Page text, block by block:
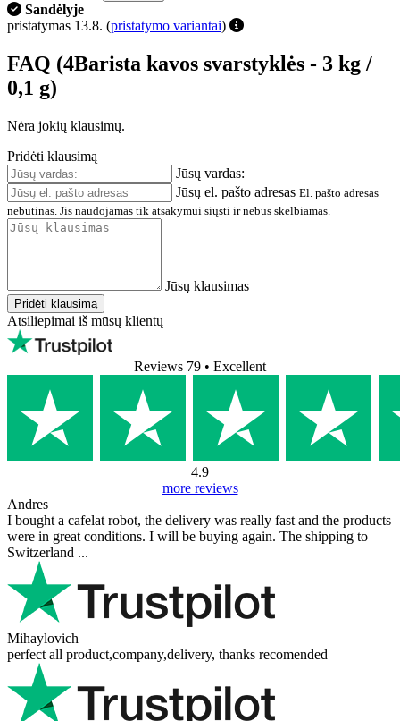
Sandėlyje
pristatymas 13.8. (pristatymo variantai)
FAQ (4Barista kavos svarstyklės - 3 kg /
0,1 g)
Nėra jokių klausimų.
Pridėti klausimą
Jūsų vardas:
Jūsų el. pašto adresas El. pašto adresas
nebūtinas. Jis naudojamas tik atsakymui siųsti ir nebus skelbiamas.
Jūsų klausimas
Pridėti klausimą
Atsiliepimai iš mūsų klientų
Reviews 79 • Excellent
4.9
more reviews
Andres
I bought a cafelat robot, the delivery was really fast and the products
were in great conditions. I will be buying again. The shipping to
Switzerland ...
Mihaylovich
perfect all product,company,delivery, thanks recomended